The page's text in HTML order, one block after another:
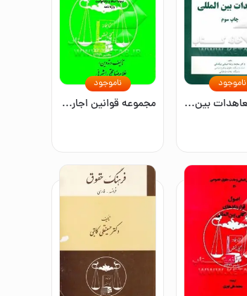
حقوق معاهدات بین‌المللی
ناموجود
مجموعه قوانین اجاره: آنچه موجر و مستاجر باید بدانند به انضمام قانون و آئین‌نامه تملک آپارتمانها، تعرفه دستمزد کارشناسان، نمونه اسناد و دادخواست
ناموجود